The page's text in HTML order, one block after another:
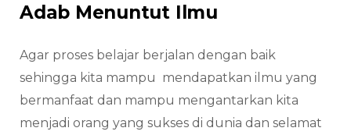
Adab Menuntut Ilmu
Agar proses belajar berjalan dengan baik
sehingga kita mampu mendapatkan ilmu yang
bermanfaat dan mampu mengantarkan kita
menjadi orang yang sukses di dunia dan selamat